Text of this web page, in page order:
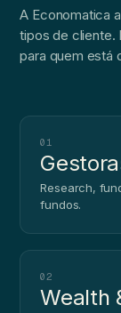
A Economatica
tipos de cliente.
para quem está
01
Research,
fundos.
02
Wealth